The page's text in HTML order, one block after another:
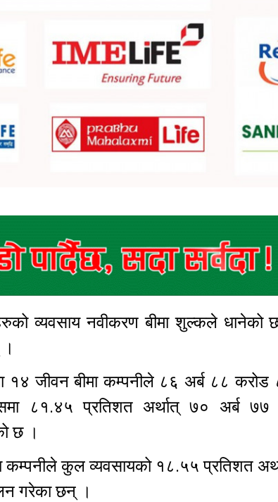
व्यवसाय नवीकरण बीमा शुल्कले
।
१४ जीवन बीमा कम्पनीले ८६ अर्ब ८८
८१.४५ प्रतिशत अर्थात् ७० अर्ब ७७
छ ।
कम्पनीले कुल व्यवसायको १८.५५ प्रतिशत
गरेका छन् ।